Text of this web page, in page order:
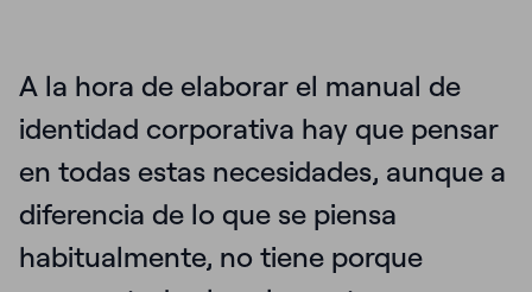
A la hora de elaborar el manual de
identidad corporativa hay que pensar
en todas estas necesidades, aunque a
diferencia de lo que se piensa
habitualmente, no tiene porque